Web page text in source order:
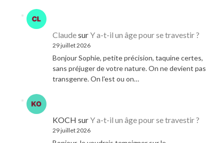
ClaudesurY a-t-il un âge pour se travestir ?
29 juillet 2026
Bonjour Sophie, petite précision, taquine certes,
sans préjuger de votre nature. On ne devient pas
transgenre. On l'est ou on…
KOCH surY a-t-il un âge pour se travestir ?
29 juillet 2026